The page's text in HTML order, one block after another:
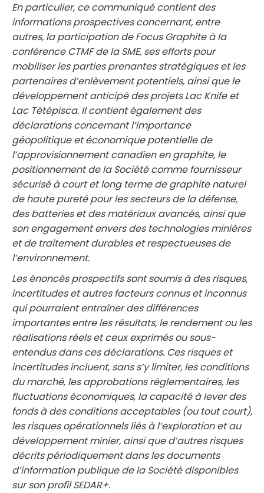
En particulier, ce communiqué contient des
informations prospectives concernant, entre
autres, la participation de Focus Graphite à la
conférence CTMF de la SME, ses efforts pour
mobiliser les parties prenantes stratégiques et les
partenaires d’enlèvement potentiels, ainsi que le
développement anticipé des projets Lac Knife et
Lac Tétépisca. Il contient également des
déclarations concernant l’importance
géopolitique et économique potentielle de
l’approvisionnement canadien en graphite, le
positionnement de la Société comme fournisseur
sécurisé à court et long terme de graphite naturel
de haute pureté pour les secteurs de la défense,
des batteries et des matériaux avancés, ainsi que
son engagement envers des technologies minières
et de traitement durables et respectueuses de
l’environnement.
Les énoncés prospectifs sont soumis à des risques,
incertitudes et autres facteurs connus et inconnus
qui pourraient entraîner des différences
importantes entre les résultats, le rendement ou les
réalisations réels et ceux exprimés ou sous-
entendus dans ces déclarations. Ces risques et
incertitudes incluent, sans s’y limiter, les conditions
du marché, les approbations réglementaires, les
fluctuations économiques, la capacité à lever des
fonds à des conditions acceptables (ou tout court),
les risques opérationnels liés à l’exploration et au
développement minier, ainsi que d’autres risques
décrits périodiquement dans les documents
d’information publique de la Société disponibles
sur son profil SEDAR+.